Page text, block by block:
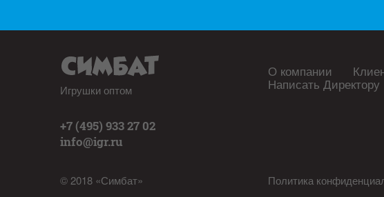
Игрушки оптом
+7 (495) 933 27 02
info@igr.ru
© 2018 «Симбат»
О компании
Написать Директору
Политика